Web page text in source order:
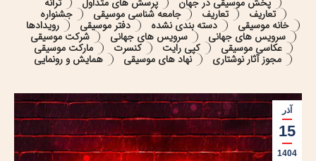
تعاریف تعاریف جامعه شناسی موسیقی جشنواره
خانه موسیقی دسته بندی نشده دفتر موسیقی رویدادها
سرویس های جهانی سرویس های جهانی شرکت موسیقی
عکاسی موسیقی کپی رایت کنسرت مارکت موسیقی
مجوز آثار نوشتاری نهاد های موسیقی همایش و رونمایی
آذر
15
1404